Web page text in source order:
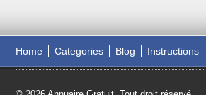
Home Categories Blog Instructions